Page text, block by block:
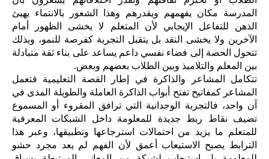
المدرسة مكان يفهمهم ويقدرهم وهذا الشعور بالانتماء يهيئ
الذهن للتفاعل الإيجابي لأن المتعلم لا يخشى الظهور أمام
الآخرين ولا يخشى النقد بل يتقبل التجربة كفرصة للنمو، وبذلك
تتحول الحصة إلى فضاء نفسي داعم يساعد على بناء ثقة متبادلة
بين المعلم والتلاميذ وبين الطلاب بعضهم وبعض.
تتكامل المشاعر والذاكرة في إطار القصة التعليمية فتعمل
المشاعر كمفاتيح تفتح أبواب الذاكرة العاملة والطويلة المدى في
آن واحد، فالتجربة الوجدانية التي ترافق المقروء أو المسموع
تضيف نقاط ربط جديدة للمعلومة داخل الشبكات المعرفية
للمتعلم ما يزيد من احتمالات استرجاعها وتطبيقها، وعبر هذا
الترابط يصبح الاستيعاب أعمق لأن الفهم لم يعد مجرد حشو